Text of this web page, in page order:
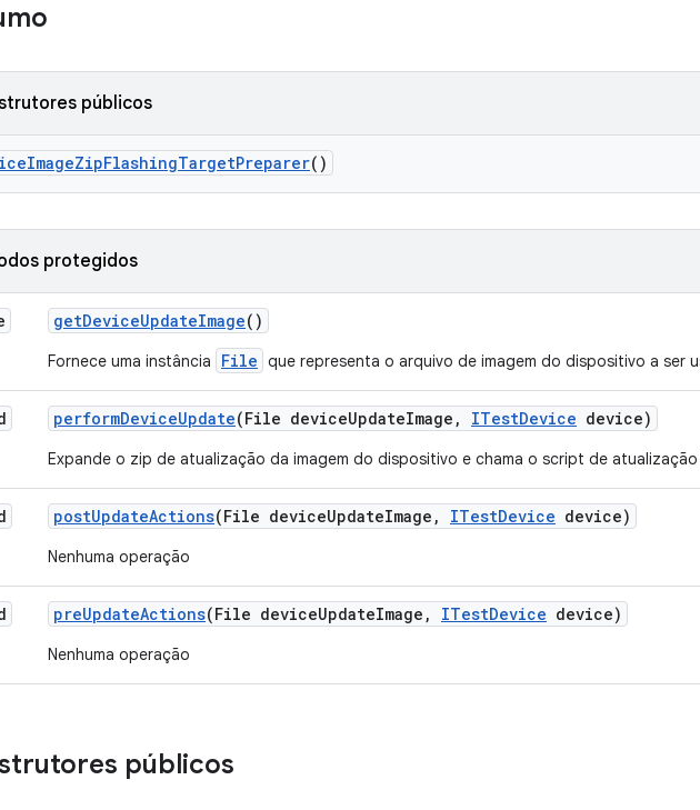
públicos
ImageZipFlashingTargetPreparer()
protegidos
getDeviceUpdateImage()
Fornece uma instância File que representa o arquivo de imagem do dispositivo a ser
performDeviceUpdate(File deviceUpdateImage , ITestDevice device)
Expande o zip de atualização da imagem do dispositivo e chama o script de
postUpdateActions(File deviceUpdateImage , ITestDevice device)
Nenhuma operação
preUpdateActions(File deviceUpdateImage , ITestDevice device)
Nenhuma operação
públicos